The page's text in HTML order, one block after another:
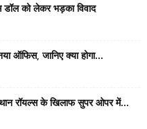
को लेकर भड़का विवाद
ऑफिस, जानिए क्या होगा...
रॉयल्स के खिलाफ सुपर ओपर में...